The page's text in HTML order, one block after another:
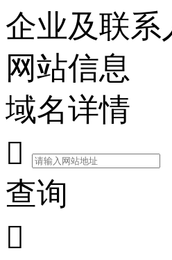
企业及联系
网站信息
域名详情

查询
